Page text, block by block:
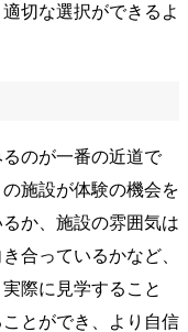
切な選択ができるよ
のが一番の近道で
施設が体験の機会を
か、施設の雰囲気は
合っているかなど、
際に見学すること
とができ、より自信